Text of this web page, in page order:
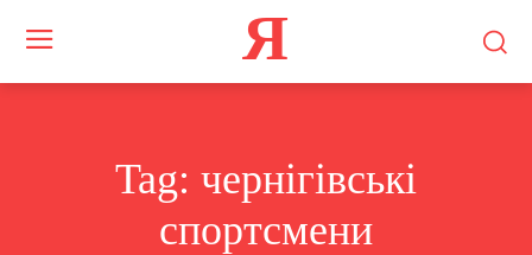
Я
Tag: чернігівські
спортсмени